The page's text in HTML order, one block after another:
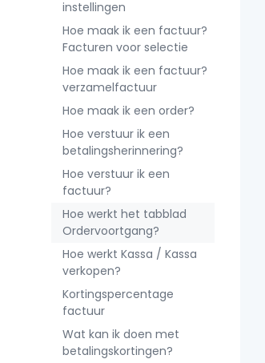
instellingen
Hoe maak ik een factuur?
Facturen voor selectie
Hoe maak ik een factuur?
verzamelfactuur
Hoe maak ik een order?
Hoe verstuur ik een
betalingsherinnering?
Hoe verstuur ik een
factuur?
Hoe werkt het tabblad
Ordervoortgang?
Hoe werkt Kassa / Kassa
verkopen?
Kortingspercentage
factuur
Wat kan ik doen met
betalingskortingen?